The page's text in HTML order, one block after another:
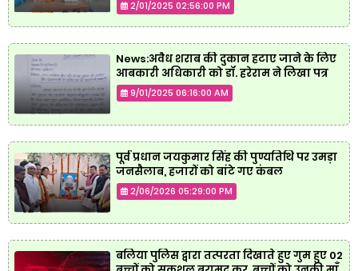
2/01/2025 02:56:00 PM
News:अवैध शराब की दुकान हटाए जाने के लिए
आबकारी अधिकारी को डॉ. हरेराम ने लिखा पत्र
9/01/2025 06:16:00 AM
पूर्व प्रधान जयकुमार सिंह की पुण्यतिथि पर उमड़ा
जनसैलाब, हजारों को बांटे गए कंबल
2/06/2026 05:29:00 PM
बलिया पुलिस द्वारा तत्परता दिखाते हुए गुम हुए 02